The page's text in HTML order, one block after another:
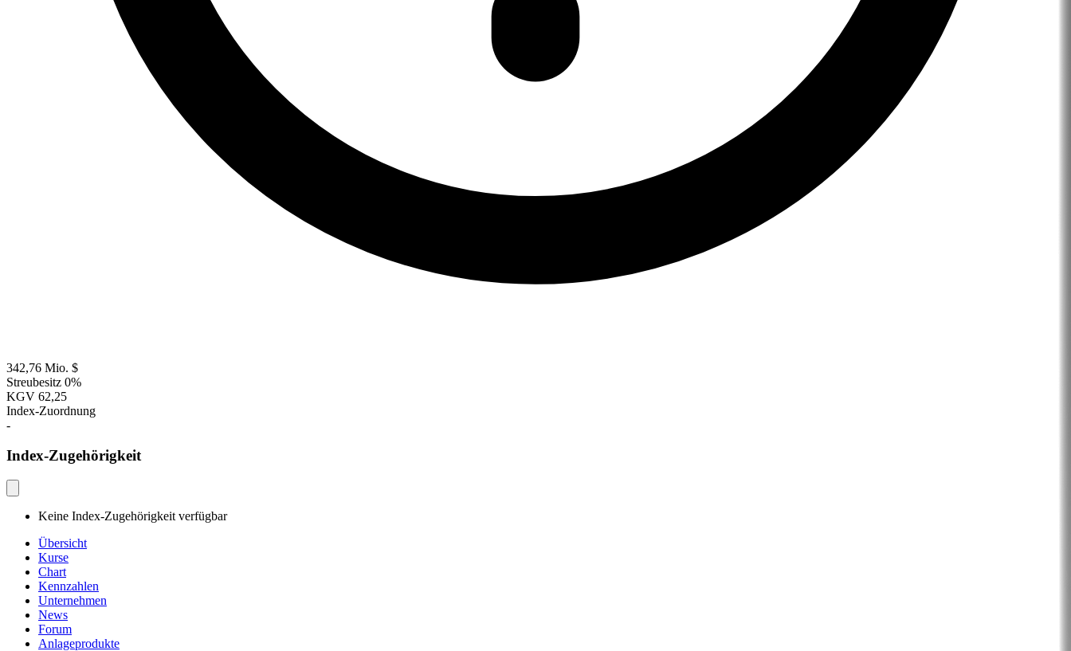
342,76 Mio. $
Streubesitz 0%
KGV 62,25
Index-Zuordnung
-
Index-Zugehörigkeit
Keine Index-Zugehörigkeit verfügbar
Übersicht
Kurse
Chart
Kennzahlen
Unternehmen
News
Forum
Anlageprodukte